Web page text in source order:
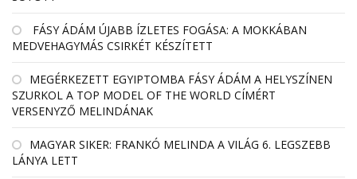
FÁSY ÁDÁM ÚJABB ÍZLETES FOGÁSA: A MOKKÁBAN
MEDVEHAGYMÁS CSIRKÉT KÉSZÍTETT
MEGÉRKEZETT EGYIPTOMBA FÁSY ÁDÁM A HELYSZÍNEN
SZURKOL A TOP MODEL OF THE WORLD CÍMÉRT
VERSENYZŐ MELINDÁNAK
MAGYAR SIKER: FRANKÓ MELINDA A VILÁG 6. LEGSZEBB
LÁNYA LETT